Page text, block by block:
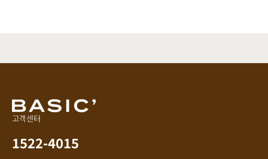
고객센터
1522-4015